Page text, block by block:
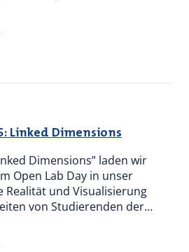
Linked Dimensions
Dimensions” laden wir
Open Lab Day in unser
und Visualisierung
von Studierenden der…